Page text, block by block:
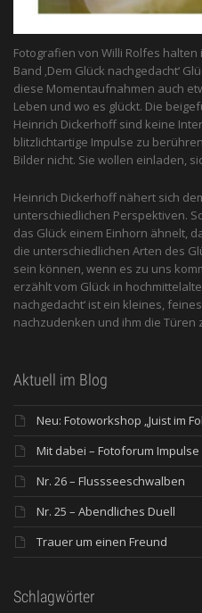
Fotografien von Willi Rolfes
Band ‚Dem Glück nachgedacht‘
diese Momentaufnahmen auch
Leben und wo es glückt. Die
Heinrich Dickerhoff sind keine
blitzlichtartige Impulse zu
Bilder nicht. Sie wollen einladen,
Heinrich Dickerhoff nähert sich
unterschiedlichen Perspektiven.
das Glück einem Einhorn ähnelt,
die unterschiedlichen Arten des
sein können, wenn es zu uns
erzählt vom Glück in
nachgedacht‘ ist ein kleines,
nachzudenken und ihm die Türen
Aktuell im Blog
Neu: Fotoworkshop „Juist im
Mit dabei – Fotoforum Impulse
Nr. 26 – Flussseeschwalben
Nr. 25 – Abendliches Duell
Trauer um einen Freund
Schlagwörter